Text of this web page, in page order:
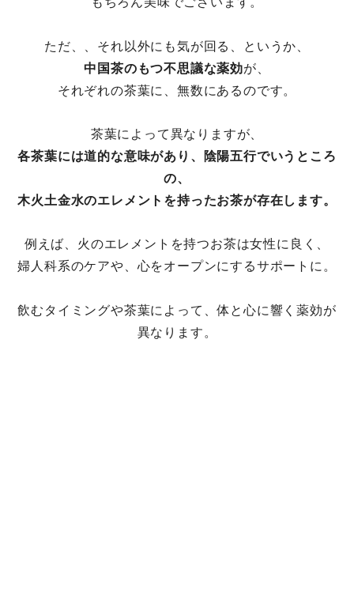
ただ、、それ以外にも気が回る、というか、
中国茶のもつ不思議な薬効が、
それぞれの茶葉に、無数にあるのです。
茶葉によって異なりますが、
各茶葉には道的な意味があり、
陰陽五行でいうところ
の、
木火土金水のエレメントを持ったお茶が存在します。
例えば、火のエレメントを持つお茶は女性に良く、
婦人科系のケアや、心をオープンにするサポートに。
飲むタイミングや茶葉によって、体と心に響く薬効が
異なります。